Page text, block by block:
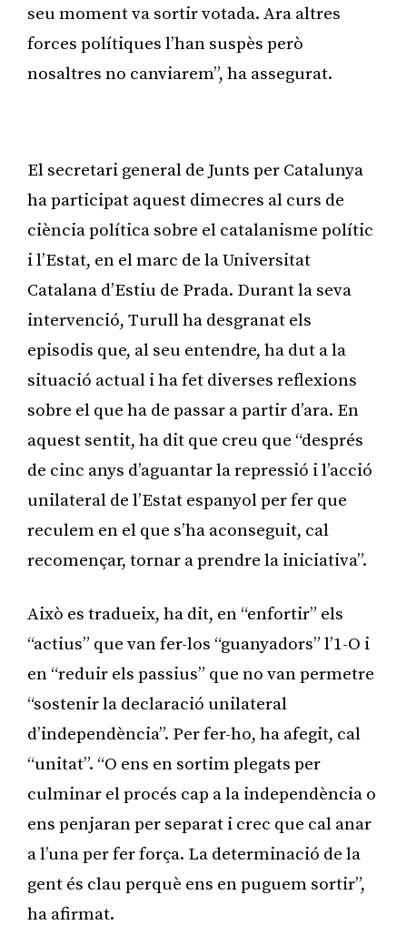
seu moment va sortir votada. Ara altres
forces polítiques l’han suspès però
nosaltres no canviarem”, ha assegurat.
El secretari general de Junts per Catalunya
ha participat aquest dimecres al curs de
ciència política sobre el catalanisme polític
i l’Estat, en el marc de la Universitat
Catalana d’Estiu de Prada. Durant la seva
intervenció, Turull ha desgranat els
episodis que, al seu entendre, ha dut a la
situació actual i ha fet diverses reflexions
sobre el que ha de passar a partir d’ara. En
aquest sentit, ha dit que creu que “després
de cinc anys d’aguantar la repressió i l’acció
unilateral de l’Estat espanyol per fer que
reculem en el que s’ha aconseguit, cal
recomençar, tornar a prendre la iniciativa”.
Això es tradueix, ha dit, en “enfortir” els
“actius” que van fer-los “guanyadors” l’1-O i
en “reduir els passius” que no van permetre
“sostenir la declaració unilateral
d’independència”. Per fer-ho, ha afegit, cal
“unitat”. “O ens en sortim plegats per
culminar el procés cap a la independència o
ens penjaran per separat i crec que cal anar
a l’una per fer força. La determinació de la
gent és clau perquè ens en puguem sortir”,
ha afirmat.